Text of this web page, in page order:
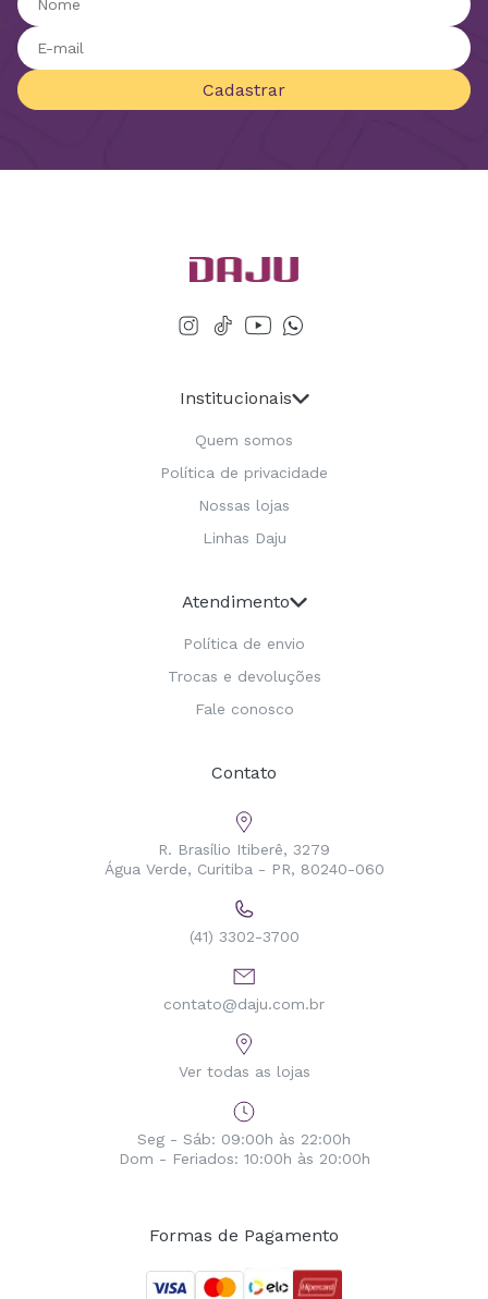
Cadastrar
Institucionais
Quem somos
Política de privacidade
Nossas lojas
Linhas Daju
Atendimento
Política de envio
Trocas e devoluções
Fale conosco
Contato
R. Brasílio Itiberê, 3279
Água Verde, Curitiba - PR, 80240-060
(41) 3302-3700
contato@daju.com.br
Ver todas as lojas
Seg - Sáb: 09:00h às 22:00h
Dom - Feriados: 10:00h às 20:00h
Formas de Pagamento